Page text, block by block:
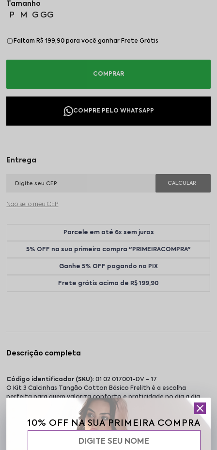
P M G GG
Faltam R$ 199,90 para você ganhar Frete Grátis
Não sei o meu CEP
Parcele em até 6x sem juros
5% OFF na sua primeira compra "PRIMEIRACOMPRA"
Ganhe 5% OFF pagando no PIX
Frete grátis acima de R$ 199,90
Descrição completa
Código identificador (SKU): 01 02 017001-DV - 17
O Kit 3 Calcinhas Tangão Cotton Básico Frelith é a escolha
perfeita para quem valoriza conforto e praticidade no dia a dia.
Confeccionadas em tecido leve de algodão com elastano, essas
peças acompanham seus movimentos com suavidade e
respirabilidade, como uma segunda pele. A modelagem tangão traz
laterais e bumbum mais largos, oferecendo cobertura e ajuste
confortável. O cós alto com elástico largo proporciona segurança
10% OFF NA SUA PRIMEIRA COMPRA